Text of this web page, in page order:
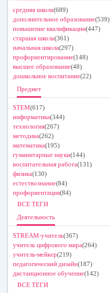
средняя школа(689)
дополнительное образование(539)
повышение квалификации(447)
старшая школа(361)
начальная школа(297)
профориентирование(148)
высшее образование(48)
дошкольное воспитание(22)
Предмет
STEM(617)
информатика(344)
технология(267)
методика(262)
математика(195)
гуманитарные науки(144)
воспитательная работа(131)
физика(130)
естествознание(84)
профориентация(84)
ВСЕ ТЕГИ
Деятельность
STREAM-учитель(367)
учитель цифрового мира(264)
учитель-мейкер(219)
педагогический дизайн(187)
дистанционное обучение(142)
ВСЕ ТЕГИ